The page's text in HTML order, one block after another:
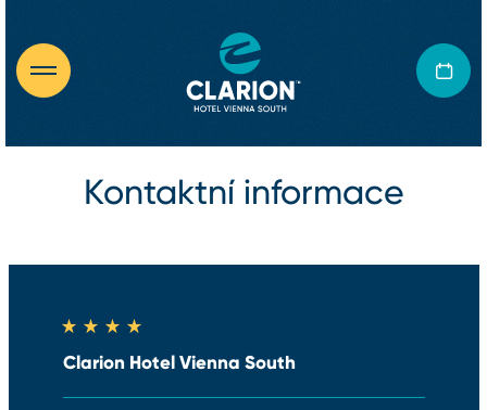
Kontaktní informace
Clarion Hotel Vienna South